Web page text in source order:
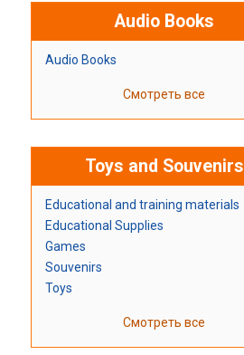
Audio Books
Audio Books
Смотреть все
Toys and Souvenirs
Educational and training materials
Educational Supplies
Games
Souvenirs
Toys
Смотреть все